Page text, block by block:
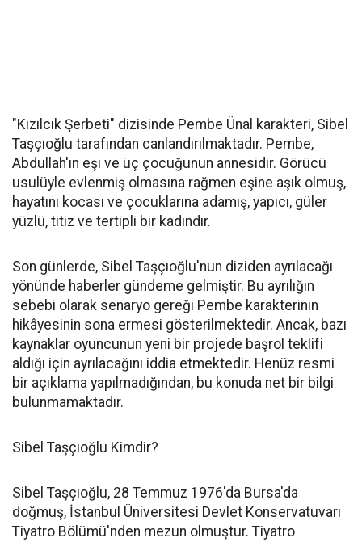
"Kızılcık Şerbeti" dizisinde Pembe Ünal karakteri, Sibel
Taşçıoğlu tarafından canlandırılmaktadır. Pembe,
Abdullah'ın eşi ve üç çocuğunun annesidir. Görücü
usulüyle evlenmiş olmasına rağmen eşine aşık olmuş,
hayatını kocası ve çocuklarına adamış, yapıcı, güler
yüzlü, titiz ve tertipli bir kadındır. ​
Son günlerde, Sibel Taşçıoğlu'nun diziden ayrılacağı
yönünde haberler gündeme gelmiştir. Bu ayrılığın
sebebi olarak senaryo gereği Pembe karakterinin
hikâyesinin sona ermesi gösterilmektedir. Ancak, bazı
kaynaklar oyuncunun yeni bir projede başrol teklifi
aldığı için ayrılacağını iddia etmektedir. Henüz resmi
bir açıklama yapılmadığından, bu konuda net bir bilgi
bulunmamaktadır.​
Sibel Taşçıoğlu Kimdir?
Sibel Taşçıoğlu, 28 Temmuz 1976'da Bursa'da
doğmuş, İstanbul Üniversitesi Devlet Konservatuvarı
Tiyatro Bölümü'nden mezun olmuştur. Tiyatro